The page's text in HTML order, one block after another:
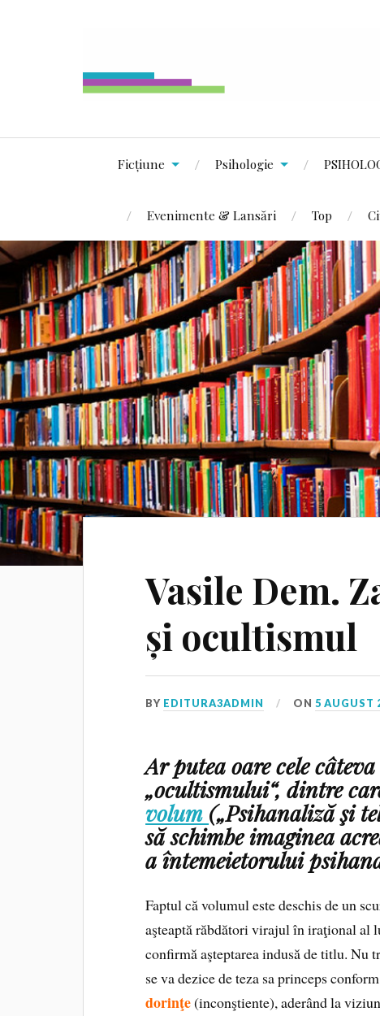
Ficțiune Psihologie
Evenimente & Lansări Top
Vasile Dem.
și ocultismul
BY EDITURA3ADMIN ON5 AUGUST
Ar putea oare cele
„ocultismului“, dintre
volum („Psihanaliză şi
să schimbe imaginea
a întemeietorului
Faptul că volumul este deschis de un
aşteaptă răbdători virajul în iraţional
confirmă aşteptarea indusă de titlu. Nu
se va dezice de teza sa princeps
dorinţe(inconştiente), aderând la